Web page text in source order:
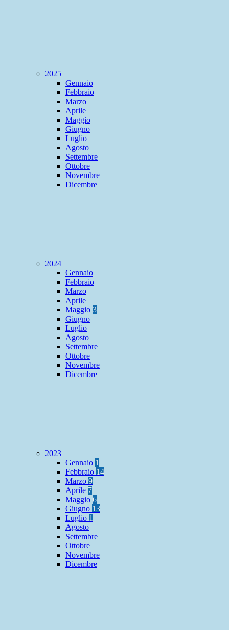
2025
Gennaio
Febbraio
Marzo
Aprile
Maggio
Giugno
Luglio
Agosto
Settembre
Ottobre
Novembre
Dicembre
2024
Gennaio
Febbraio
Marzo
Aprile
Maggio 3
Giugno
Luglio
Agosto
Settembre
Ottobre
Novembre
Dicembre
2023
Gennaio 1
Febbraio 14
Marzo 9
Aprile 7
Maggio 6
Giugno 13
Luglio 1
Agosto
Settembre
Ottobre
Novembre
Dicembre